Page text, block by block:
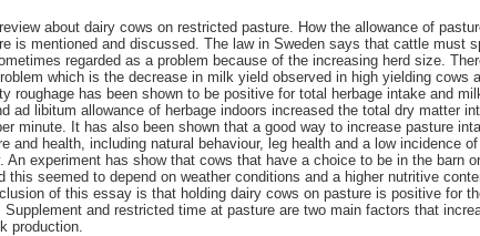
about dairy cows on restricted pasture. How the allowance of
is mentioned and discussed. The law in Sweden says that cattle must
regarded as a problem because of the increasing herd size.
which is the decrease in milk yield observed in high yielding cows
roughage has been shown to be positive for total herbage intake and
ad libitum allowance of herbage indoors increased the total dry matter
minute. It has also been shown that a good way to increase pasture
and health, including natural behaviour, leg health and a low incidence
An experiment has show that cows that have a choice to be in the barn
this seemed to depend on weather conditions and a higher nutritive
of this essay is that holding dairy cows on pasture is positive for
and restricted time at pasture are two main factors that
production.